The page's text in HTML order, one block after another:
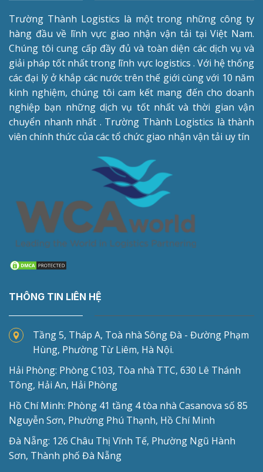
Trường Thành Logistics là một trong những công ty
hàng đầu về lĩnh vực giao nhận vận tải tại Việt Nam.
Chúng tôi cung cấp đầy đủ và toàn diện các dịch vụ và
giải pháp tốt nhất trong lĩnh vực logistics . Với hệ thống
các đại lý ở khắp các nước trên thế giới cùng với 10 năm
kinh nghiệm, chúng tôi cam kết mang đến cho doanh
nghiệp bạn những dịch vụ tốt nhất và thời gian vận
chuyển nhanh nhất . Trường Thành Logistics là thành
viên chính thức của các tổ chức giao nhận vận tải uy tín
THÔNG TIN LIÊN HỆ
Tầng 5, Tháp A, Toà nhà Sông Đà - Đường Phạm
Hùng, Phường Từ Liêm, Hà Nội.
Hải Phòng: Phòng C103, Tòa nhà TTC, 630 Lê Thánh
Tông, Hải An, Hải Phòng
Hồ Chí Minh: Phòng 41 tầng 4 tòa nhà Casanova số 85
Nguyễn Sơn, Phường Phú Thạnh, Hồ Chí Minh
Đà Nẵng: 126 Châu Thị Vĩnh Tế, Phường Ngũ Hành
Sơn, Thành phố Đà Nẵng